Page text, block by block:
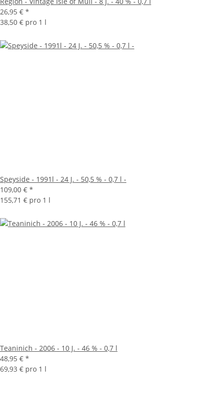
26,95 € *
38,50 € pro 1 l
Speyside - 1991l - 24 J. - 50,5 % - 0,7 l -
109,00 € *
155,71 € pro 1 l
Teaninich - 2006 - 10 J. - 46 % - 0,7 l
48,95 € *
69,93 € pro 1 l